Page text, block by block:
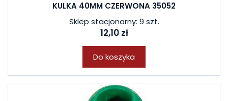
KULKA 40MM CZERWONA 35052
Sklep stacjonarny: 9 szt.
12,10 zł
Do koszyka